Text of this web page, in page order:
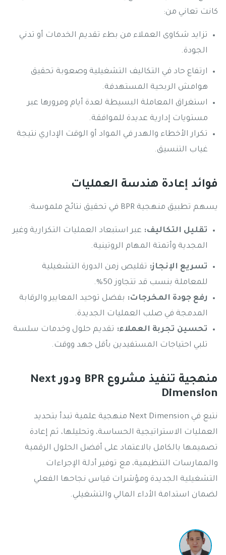
كانت تعاني من:
تزايد شكاوى العملاء من بطء تقديم الخدمات أو تدني
الجودة.
ارتفاع حاد في التكاليف التشغيلية وصعوبة تحقيق
هوامش الربحية المستهدفة.
استغراق المعاملة البسيطة لعدة أيام ومرورها عبر
مستويات إدارية عديدة للموافقة.
تكرار الأخطاء والهدر في المواد أو الوقت الإداري نتيجة
غياب التنسيق.
فوائد إعادة هندسة العمليات
يسهم تطبيق منهجية BPR في تحقيق نتائج ملموسة:
تقليل التكاليف: عبر استبعاد العمليات التكرارية وغير
المجدية وأتمتة المهام الروتينية.
تسريع الإنجاز: تقليص زمن الدورة التشغيلية
للمعاملة بنسب قد تتجاوز 50%.
رفع جودة المخرجات: بفضل توحيد المعايير والرقابة
المدمجة في صلب العمليات الجديدة.
تحسين تجربة العملاء: تقديم حلول وخدمات سلسة
تلبي احتياجات المستفيدين بأقل جهد ووقت.
منهجية تنفيذ مشروع BPR ودور Next
Dimension
نتبع في Next Dimension منهجية علمية تبدأ بتحديد
العمليات الاستراتيجية الحساسة، وتحليلها، ثم إعادة
تصميمها بالكامل بالاعتماد على أفضل الحلول الرقمية
والممارسات التنظيمية، مع توفير أدلة الإجراءات
التشغيلية الجديدة ومؤشرات قياس نجاحها الفعلي
لضمان استدامة الأداء المالي والتشغيلي.